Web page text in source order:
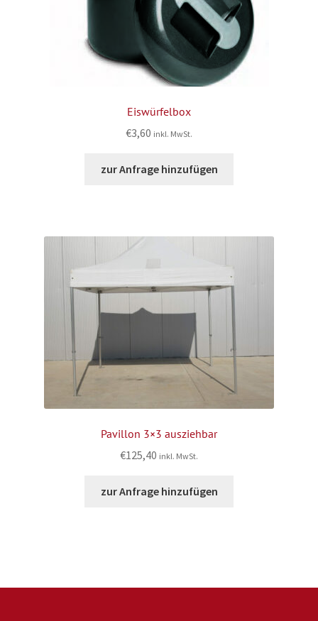
Eiswürfelbox
€3,60 inkl. MwSt.
zur Anfrage hinzufügen
Pavillon 3×3 ausziehbar
€125,40 inkl. MwSt.
zur Anfrage hinzufügen